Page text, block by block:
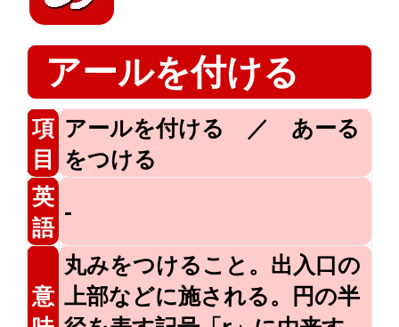
アールを付ける
項
目
アールを付ける ／ あーる
をつける
英
語
-
意
丸みをつけること。出入口の
上部などに施される。円の半